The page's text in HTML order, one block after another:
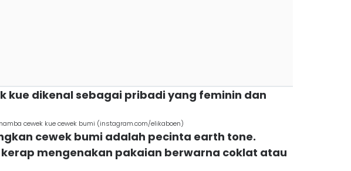
kue dikenal sebagai pribadi yang feminin dan
cewek kue cewek bumi (instagram.com/elikaboen)
cewek bumi adalah pecinta earth tone.
kerap mengenakan pakaian berwarna coklat atau